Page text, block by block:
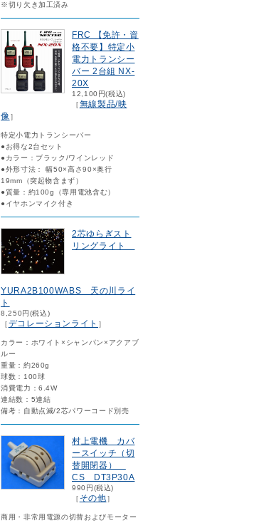
※切り欠き加工済み
FRC 【免許・資
格不要】特定小
電力トランシー
バー 2台組 NX-
20X
12,100円(税込)
［無線製品/映
像］
特定小電力トランシーバー
●お得な2台セット
●カラー：ブラック/ワインレッド
●外形寸法： 幅50×高さ90×奥行
19mm（突起物含まず）
●質量：約100g（専用電池含む）
●イヤホンマイク付き
2芯ゆらぎスト
リングライト
YURA2B100WABS 天の川ライ
ト
8,250円(税込)
［デコレーションライト ］
カラー：ホワイト×シャンパン×アクアブ
ルー
重量：約260g
球数：100球
消費電力：6.4W
連結数：5連結
備考：自動点滅/2芯パワーコード別売
村上電機 カバ
ースイッチ（切
替開閉器）
CS DT3P30A
990円(税込)
［ その他］
商用・非常用電源の切替およびモーター